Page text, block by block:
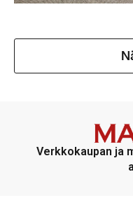
Verkkokaupan ja